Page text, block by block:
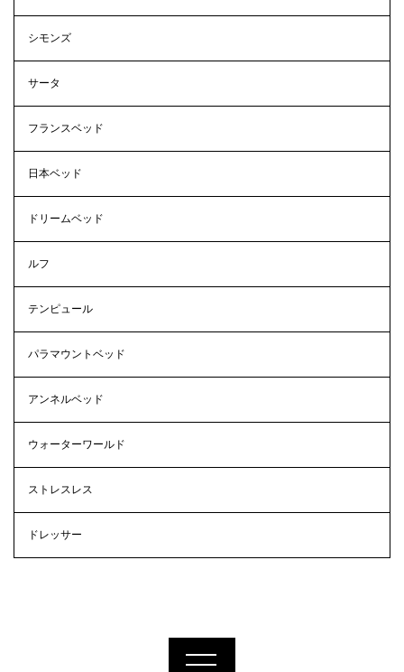
シモンズ
サータ
フランスベッド
日本ベッド
ドリームベッド
ルフ
テンピュール
パラマウントベッド
アンネルベッド
ウォーターワールド
ストレスレス
ドレッサー